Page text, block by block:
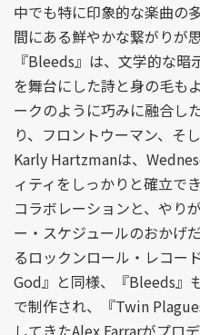
中でも特に印象的な楽曲の
間にある鮮やかな繋がりが
『Bleeds』は、文学的な
を舞台にした詩と身の毛も
ークのように巧みに融合し
り、フロントウーマン、そ
Karly Hartzmanは、
ィティをしっかりと確立で
コラボレーションと、やり
ー・スケジュールのおかげ
るロックンロール・レコー
God』と同様、『Bleeds』
で制作され、『Twin
してきたAlex Farrarがプロ